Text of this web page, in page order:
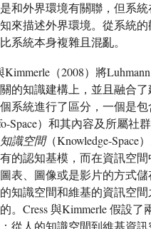
和外界環境有關聯，但系
來描述外界環境。從系統
系統本身複雜且混亂。
Kimmerle（2008）將
的知識建構上，並且融合
系統進行了區分，一個是
Space）和其內容及所屬社
知識空間（Knowledge-Space
的認知基模，而在資訊空
表、圖像或是影片的方式
知識空間和維基的資訊空
。Cress 與Kimmerle 假設
從人的知識空間到維基資